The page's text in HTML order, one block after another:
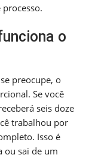
o
preocupe, o
Se você
seis doze
trabalhou por
Isso é
ou sai de um